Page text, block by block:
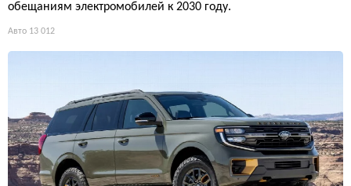
обещаниям электромобилей к 2030 году.
Авто 13 012